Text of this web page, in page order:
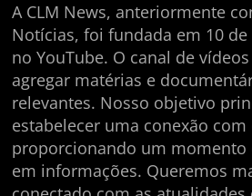
A CLM News, anteriormente
Notícias, foi fundada em 10
no YouTube. O canal de
agregar matérias e
relevantes. Nosso objetivo
estabelecer uma conexão
proporcionando um momento
em informações. Queremos